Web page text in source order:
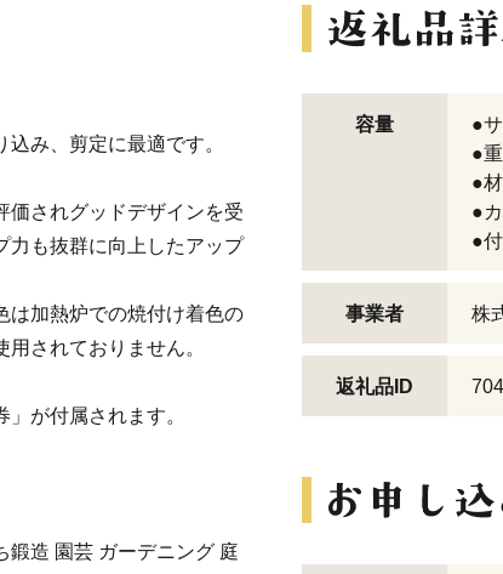
み、剪定に最適です。
価されグッドデザインを受
力も抜群に向上したアップ
は加熱炉での焼付け着色の
されておりません。
が付属されます。
鍛造 園芸 ガーデニング 庭
容量
●
●
●
●
●
事業者 株
返礼品ID